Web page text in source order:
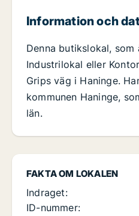
FAKTA OM LOKALEN
Indraget:
ID-nummer:
Information och
Denna butikslokal, som
Industrilokal eller
Grips väg i Haninge.
kommunen Haninge,
län.